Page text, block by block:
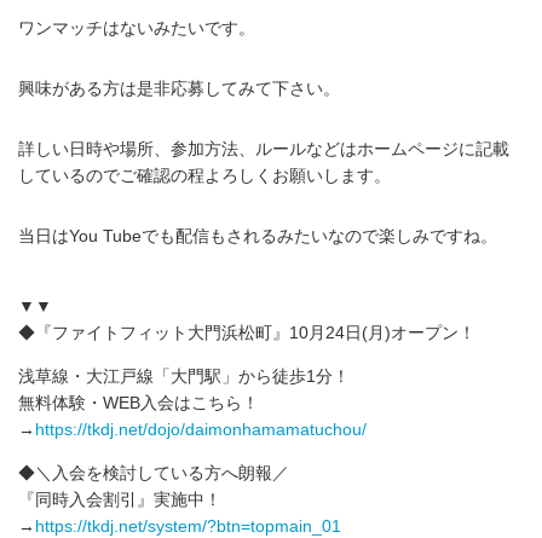
ワンマッチはないみたいです。
興味がある方は是非応募してみて下さい。
詳しい日時や場所、参加方法、ルールなどはホームページに記載
しているのでご確認の程よろしくお願いします。
当日はYou Tubeでも配信もされるみたいなので楽しみですね。
▼▼
◆『ファイトフィット大門浜松町』10月24日(月)オープン！
浅草線・大江戸線「大門駅」から徒歩1分！
無料体験・WEB入会はこちら！
→ https://tkdj.net/dojo/daimonhamamatuchou/
◆＼入会を検討している方へ朗報／
『同時入会割引』実施中！
→ https://tkdj.net/system/?btn=topmain_01